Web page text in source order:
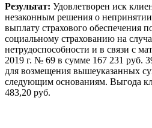
Результат: Удовлетворен иск
незаконным решения о непринятии
выплату страхового обеспечения
социальному страхованию на
нетрудоспособности и в связи с
2019 г. № 69 в сумме 167 231 руб.
для возмещения вышеуказанных
следующим основаниям. Выгода
483,20 руб.